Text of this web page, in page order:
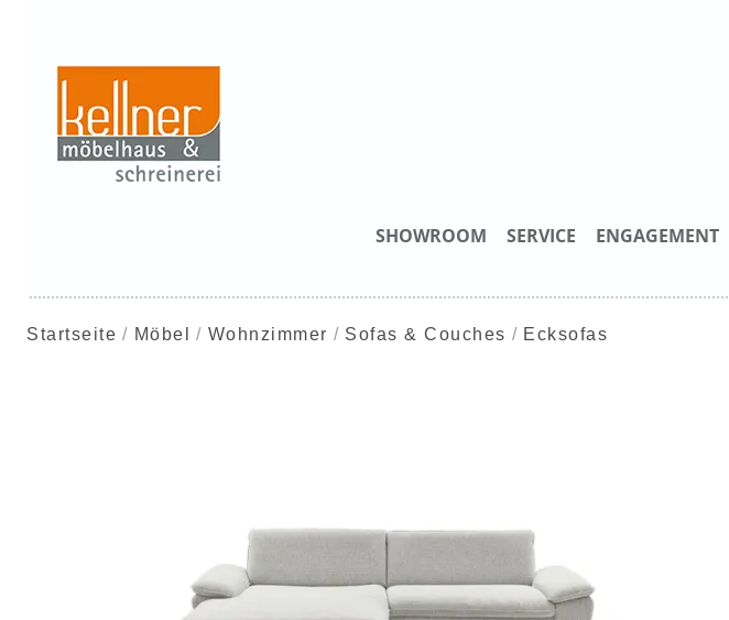
SHOWROOM SERVICE ENGAGEMENT
Startseite Möbel Wohnzimmer Sofas & Couches Ecksofas